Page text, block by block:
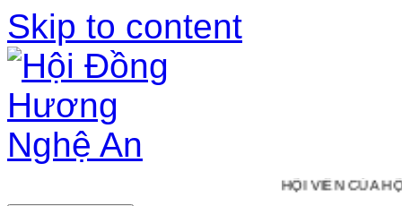
Skip to content
HỘI VIÊN CỦA